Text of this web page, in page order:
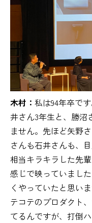
木村： 私は94年卒で
井さん3年生と、勝沼
ません。先ほど矢野
さんも石井さんも、
相当キラキラした先
感じで映っていまし
くやっていたと思い
テコテのプロダクト
てるんですが、打倒